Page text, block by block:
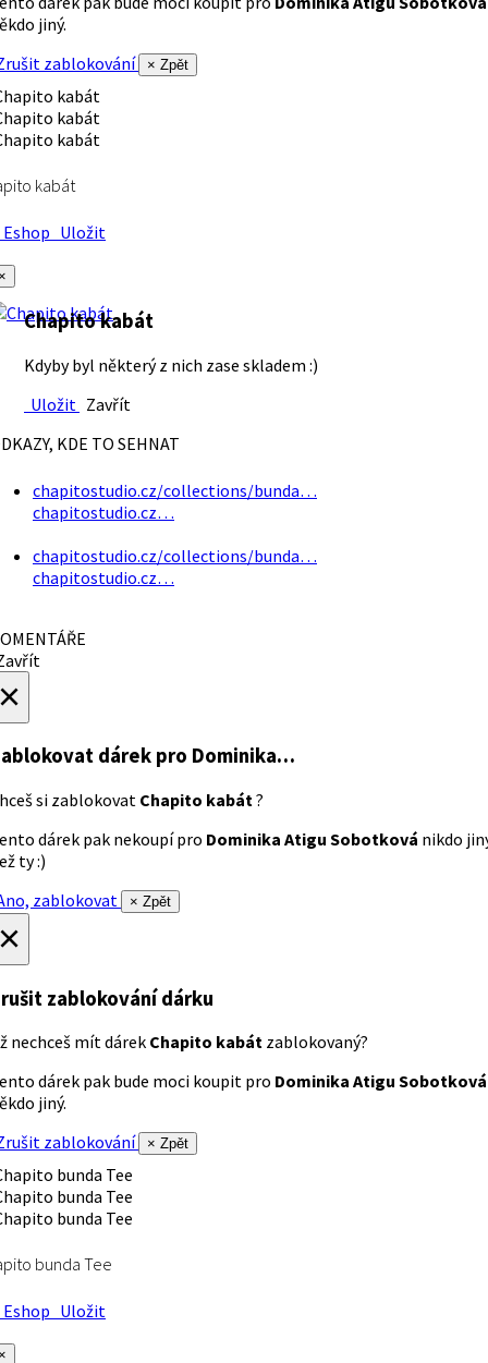
jiný.
zablokování
× Zpět
kabát
Uložit
Chapito kabát
Kdyby byl některý z nich zase skladem :)
Uložit Zavřít
KDE TO SEHNAT
chapitostudio.cz/collections/bunda…
chapitostudio.cz…
chapitostudio.cz/collections/bunda…
chapitostudio.cz…
dárek pro Dominika…
si zablokovat Chapito kabát ?
dárek pak nekoupí pro Dominika Atigu Sobotková nikdo
ty :)
zablokovat
× Zpět
zablokování dárku
nechceš mít dárek Chapito kabát zablokovaný?
dárek pak bude moci koupit pro Dominika Atigu Sobotková
jiný.
zablokování
× Zpět
bunda Tee
Uložit